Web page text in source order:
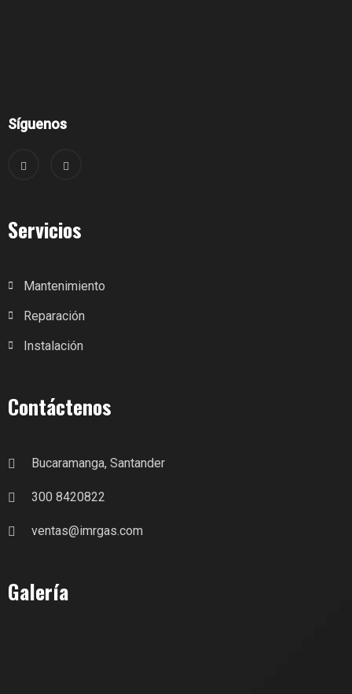
Síguenos
Servicios
Mantenimiento
Reparación
Instalación
Contáctenos
Bucaramanga, Santander
300 8420822
ventas@imrgas.com
Galería